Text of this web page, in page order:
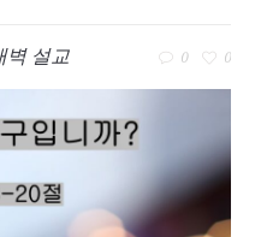
벽 설교 0 0